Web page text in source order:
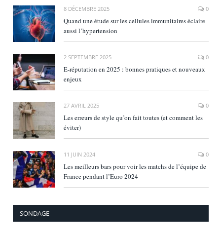
8 DÉCEMBRE 2025 0
Quand une étude sur les cellules immunitaires éclaire
aussi l’hypertension
2 SEPTEMBRE 2025 0
E‑réputation en 2025 : bonnes pratiques et nouveaux
enjeux
27 AVRIL 2025 0
Les erreurs de style qu’on fait toutes (et comment les
éviter)
11 JUIN 2024 0
Les meilleurs bars pour voir les matchs de l’équipe de
France pendant l’Euro 2024
SONDAGE